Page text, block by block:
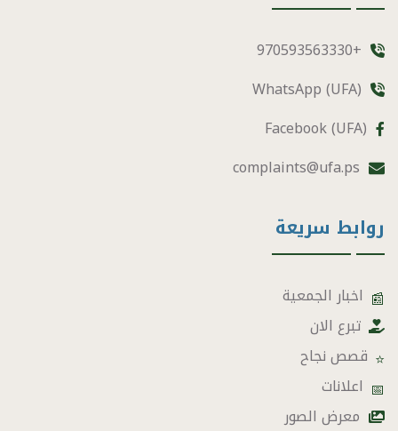
+970593563330
WhatsApp (UFA)
Facebook (UFA)
complaints@ufa.ps
روابط سريعة
📰 اخبار الجمعية
تبرع الان
⭐ قصص نجاح
📅 اعلانات
معرض الصور